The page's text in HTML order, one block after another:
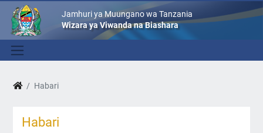
Jamhuri ya Muungano wa Tanzania
Wizara ya Viwanda na Biashara
Habari
Habari